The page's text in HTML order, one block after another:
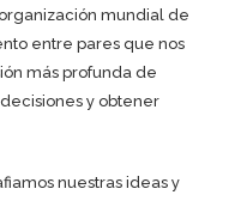
mundial de
entre pares que nos
más profunda de
y obtener
nuestras ideas y